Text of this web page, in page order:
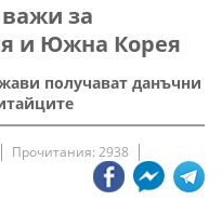
за
и Южна Корея
получават данъчни
Прочитания: 2938